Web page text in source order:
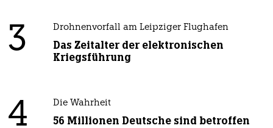
3 Drohnenvorfall am Leipziger Flughafen
Das Zeitalter der elektronischen
Kriegsführung
4 Die Wahrheit
56 Millionen Deutsche sind betroffen